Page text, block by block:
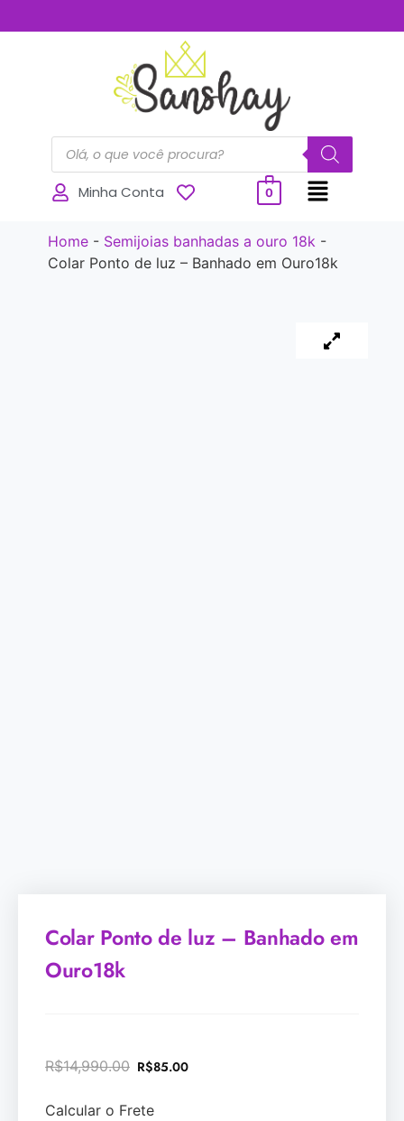
Minha Conta 0
Home- Semijoias banhadas a ouro 18k -
Colar Ponto de luz – Banhado em Ouro18k
Colar Ponto de luz – Banhado em
Ouro18k
R$14,990.00 R$85.00
Calcular o Frete